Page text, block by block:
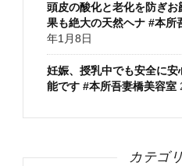
頭皮の酸化と老化を防ぎ
果も絶大の天然ヘナ #本所
年1月8日
妊娠、授乳中でも安全に
能です #本所吾妻橋美容室
カテゴ